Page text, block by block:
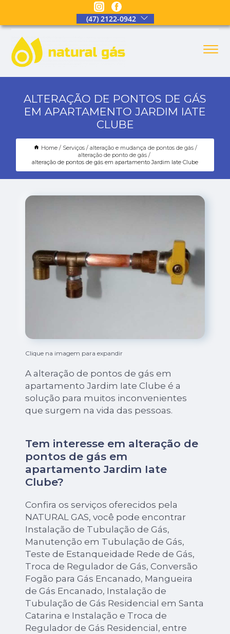
(47) 2122-0942
ALTERAÇÃO DE PONTOS DE GÁS
EM APARTAMENTO JARDIM IATE
CLUBE
Home Serviços
alteração e mudança de pontos de gás
alteração de ponto de gás
alteração de pontos de gás em apartamento Jardim Iate Clube
Clique na imagem para expandir
A alteração de pontos de gás em
apartamento Jardim Iate Clube é a
solução para muitos inconvenientes
que surgem na vida das pessoas.
Tem interesse em alteração de
pontos de gás em
apartamento Jardim Iate
Clube?
Confira os serviços oferecidos pela
NATURAL GAS, você pode encontrar
Instalação de Tubulação de Gás,
Manutenção em Tubulação de Gás,
Teste de Estanqueidade Rede de Gás,
Troca de Regulador de Gás, Conversão
Fogão para Gás Encanado, Mangueira
de Gás Encanado, Instalação de
Tubulação de Gás Residencial em Santa
Catarina e Instalação e Troca de
Regulador de Gás Residencial, entre